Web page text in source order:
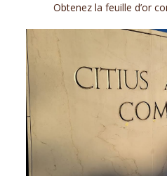
Obtenez la feuille d’or